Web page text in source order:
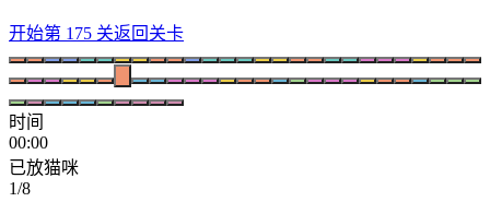
开始第 175 关返回关卡
时间
00:00
已放猫咪
1/8